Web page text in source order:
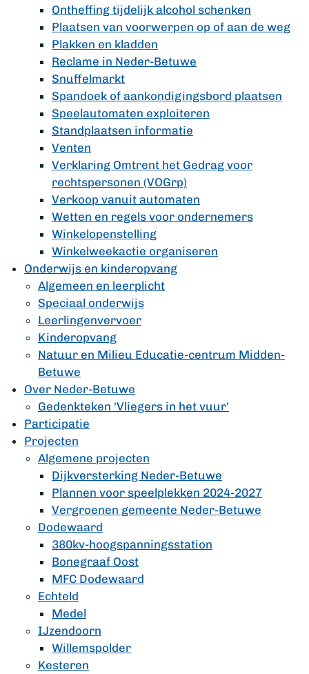
Ontheffing tijdelijk alcohol schenken
Plaatsen van voorwerpen op of aan de weg
Plakken en kladden
Reclame in Neder-Betuwe
Snuffelmarkt
Spandoek of aankondigingsbord plaatsen
Speelautomaten exploiteren
Standplaatsen informatie
Venten
Verklaring Omtrent het Gedrag voor
rechtspersonen (VOGrp)
Verkoop vanuit automaten
Wetten en regels voor ondernemers
Winkelopenstelling
Winkelweekactie organiseren
Onderwijs en kinderopvang
Algemeen en leerplicht
Speciaal onderwijs
Leerlingenvervoer
Kinderopvang
Natuur en Milieu Educatie-centrum Midden-
Betuwe
Over Neder-Betuwe
Gedenkteken 'Vliegers in het vuur'
Participatie
Projecten
Algemene projecten
Dijkversterking Neder-Betuwe
Plannen voor speelplekken 2024-2027
Vergroenen gemeente Neder-Betuwe
Dodewaard
380kv-hoogspanningsstation
Bonegraaf Oost
MFC Dodewaard
Echteld
Medel
IJzendoorn
Willemspolder
Kesteren